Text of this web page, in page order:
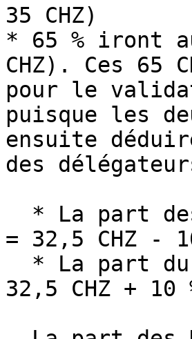
35 CHZ)
* 65 % iront
CHZ). Ces 65
pour le
puisque les
ensuite
des
= 32,5 CHZ -
32,5 CHZ + 10